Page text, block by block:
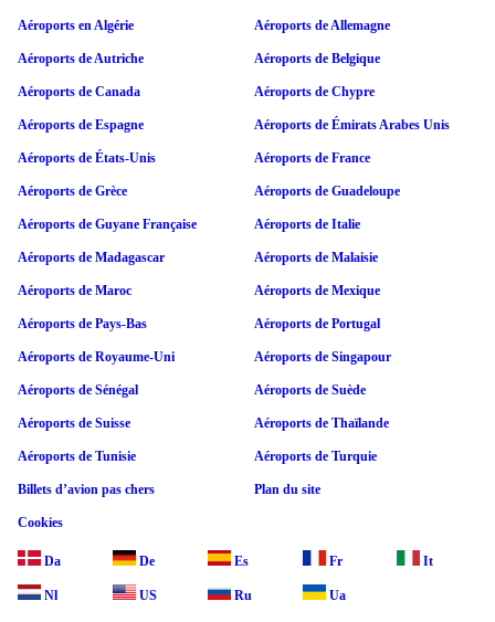
Aéroports en Algérie Aéroports de Allemagne
Aéroports de Autriche Aéroports de Belgique
Aéroports de Canada Aéroports de Chypre
Aéroports de Espagne Aéroports de Émirats Arabes Unis
Aéroports de États-Unis Aéroports de France
Aéroports de Grèce Aéroports de Guadeloupe
Aéroports de Guyane Française Aéroports de Italie
Aéroports de Madagascar Aéroports de Malaisie
Aéroports de Maroc Aéroports de Mexique
Aéroports de Pays-Bas Aéroports de Portugal
Aéroports de Royaume-Uni Aéroports de Singapour
Aéroports de Sénégal Aéroports de Suède
Aéroports de Suisse Aéroports de Thaïlande
Aéroports de Tunisie Aéroports de Turquie
Billets d’avion pas chers Plan du site
Cookies
Da De Es Fr It
Nl US Ru Ua